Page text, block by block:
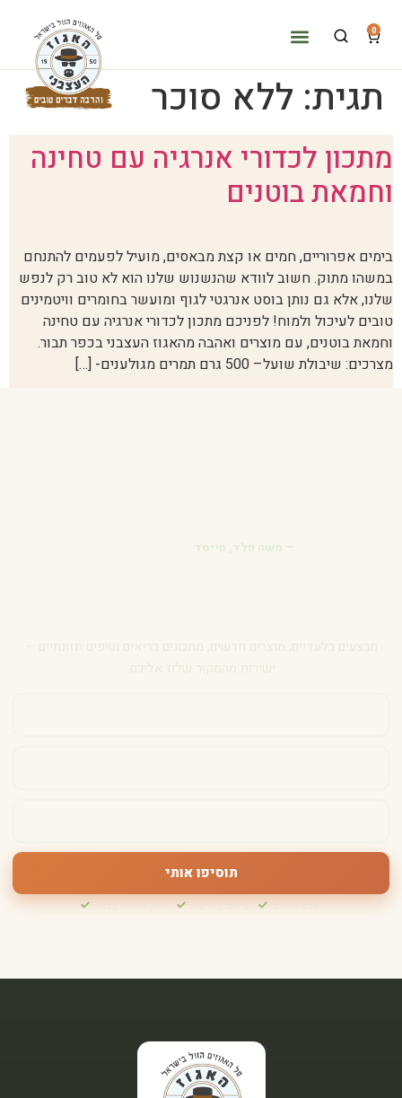
0
תגית: ללא סוכר
מתכון לכדורי אנרגיה עם טחינה
וחמאת בוטנים
בימים אפרוריים, חמים או קצת מבאסים, מועיל לפעמים להתנחם
במשהו מתוק. חשוב לוודא שהנשנוש שלנו הוא לא טוב רק לנפש
שלנו, אלא גם נותן בוסט אנרגטי לגוף ומועשר בחומרים וויטמינים
טובים לעיכול ולמוח! לפניכם מתכון לכדורי אנרגיה עם טחינה
וחמאת בוטנים, עם מוצרים ואהבה מהאגוז העצבני בכפר תבור.
מצרכים: שיבולת שועל– 500 גרם תמרים מגולענים- […]
תוסיפו אותי
ללא ספאם ביטול בכל עת תוכן איכותי בלבד